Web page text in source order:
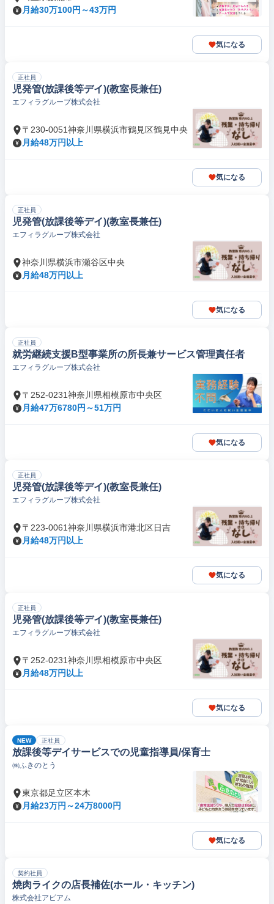
月給30万100円～43万円
気になる
正社員
児発管(放課後等デイ)(教室長兼任)
エフィラグループ株式会社
〒230-0051神奈川県横浜市鶴見区鶴見中央
月給48万円以上
気になる
正社員
児発管(放課後等デイ)(教室長兼任)
エフィラグループ株式会社
神奈川県横浜市瀬谷区中央
月給48万円以上
気になる
正社員
就労継続支援B型事業所の所長兼サービス管理責任者
エフィラグループ株式会社
〒252-0231神奈川県相模原市中央区
月給47万6780円～51万円
気になる
正社員
児発管(放課後等デイ)(教室長兼任)
エフィラグループ株式会社
〒223-0061神奈川県横浜市港北区日吉
月給48万円以上
気になる
正社員
児発管(放課後等デイ)(教室長兼任)
エフィラグループ株式会社
〒252-0231神奈川県相模原市中央区
月給48万円以上
気になる
NEW 正社員
放課後等デイサービスでの児童指導員/保育士
㈱ふきのとう
東京都足立区本木
月給23万円～24万8000円
気になる
契約社員
焼肉ライクの店長補佐(ホール・キッチン)
株式会社アピアム